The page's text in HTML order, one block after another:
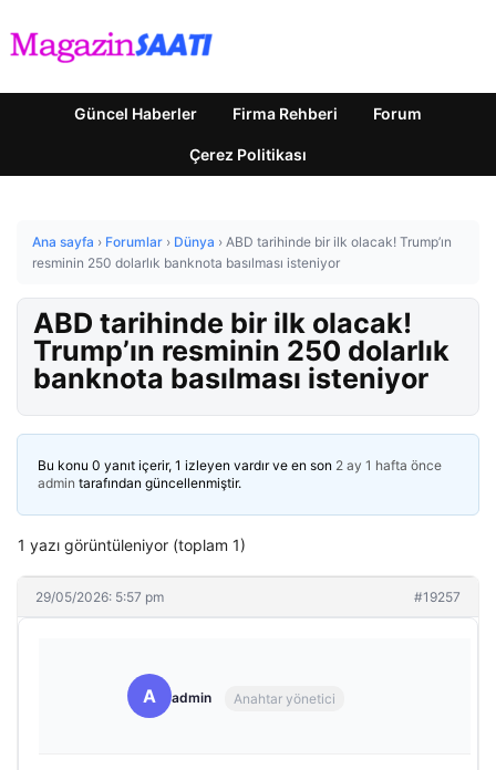
Güncel Haberler Firma Rehberi Forum
Çerez Politikası
Ana sayfa › Forumlar › Dünya › ABD tarihinde bir ilk olacak! Trump’ın
resminin 250 dolarlık banknota basılması isteniyor
ABD tarihinde bir ilk olacak!
Trump’ın resminin 250 dolarlık
banknota basılması isteniyor
Bu konu 0 yanıt içerir, 1 izleyen vardır ve en son 2 ay 1 hafta önce
admin tarafından güncellenmiştir.
1 yazı görüntüleniyor (toplam 1)
29/05/2026: 5:57 pm #19257
A admin Anahtar yönetici